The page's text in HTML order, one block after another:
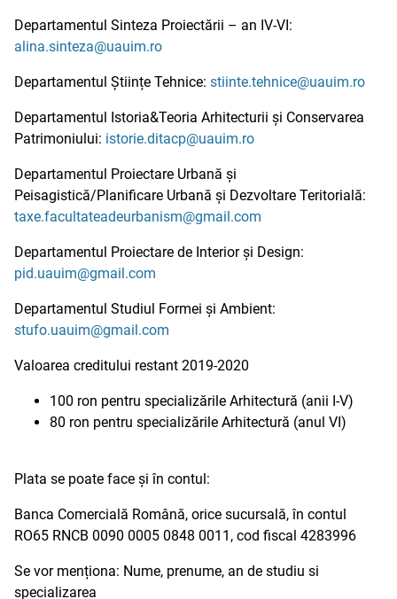
Departamentul Sinteza Proiectării – an IV-VI:
alina.sinteza@uauim.ro
Departamentul Științe Tehnice: stiinte.tehnice@uauim.ro
Departamentul Istoria&Teoria Arhitecturii și Conservarea
Patrimoniului: istorie.ditacp@uauim.ro
Departamentul Proiectare Urbană și
Peisagistică/Planificare Urbană și Dezvoltare Teritorială:
taxe.facultateadeurbanism@gmail.com
Departamentul Proiectare de Interior și Design:
pid.uauim@gmail.com
Departamentul Studiul Formei și Ambient:
stufo.uauim@gmail.com
Valoarea creditului restant 2019-2020
100 ron pentru specializările Arhitectură (anii I-V)
80 ron pentru specializările Arhitectură (anul VI)
Plata se poate face și în contul:
Banca Comercială Română, orice sucursală, în contul
RO65 RNCB 0090 0005 0848 0011, cod fiscal 4283996
Se vor menționa: Nume, prenume, an de studiu si
specializarea